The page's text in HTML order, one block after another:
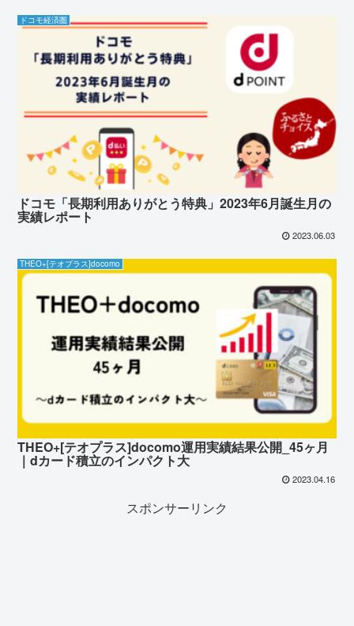
ドコモ経済圏
ドコモ「長期利用ありがとう特典」2023年6月誕生月の
実績レポート
2023.06.03
THEO+[テオプラス]docomo
THEO+[テオプラス]docomo運用実績結果公開_45ヶ月
｜dカード積立のインパクト大
2023.04.16
スポンサーリンク